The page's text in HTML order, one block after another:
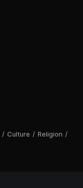
/ Culture / Religion /